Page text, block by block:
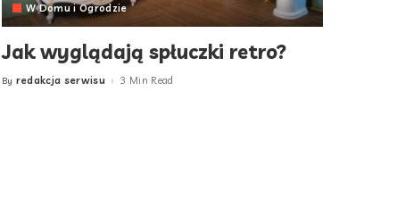
W Domu i Ogrodzie
Jak wyglądają spłuczki retro?
Posted
By redakcja serwisu 3 Min Read